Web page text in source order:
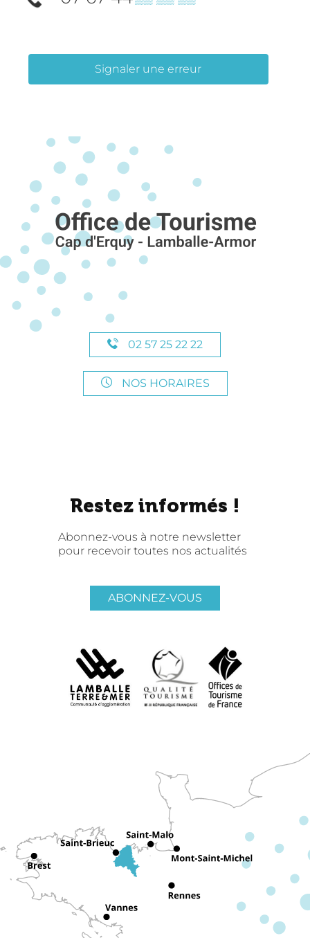
Signaler une erreur
02 57 25 22 22
NOS HORAIRES
Restez informés !
Abonnez-vous à notre newsletter
pour recevoir toutes nos actualités
ABONNEZ-VOUS